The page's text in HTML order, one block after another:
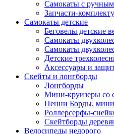
Самокаты с
Запчасти-
Самокаты детские
Беговелы детские
Самокаты
Самокаты
Детские
Аксессуары и
Cкейты и лонгборды
Лонгборды
Мини-круизеры со
Пенни Борды,
Роллерсерфы-
Скейтборды
Велосипеды недорого